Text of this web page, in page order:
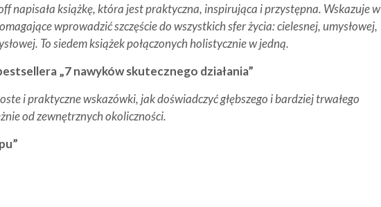
napisała książkę, która jest praktyczna, inspirująca i przystępna. Wskazuje w
wprowadzić szczęście do wszystkich sfer życia: cielesnej, umysłowej,
To siedem książek połączonych holistycznie w jedną.
„7 nawyków skutecznego działania”
i praktyczne wskazówki, jak doświadczyć głębszego i bardziej trwałego
od zewnętrznych okoliczności.